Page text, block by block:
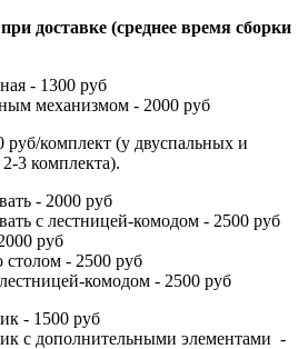
доставке (среднее время сборки
- 1300 руб
механизмом - 2000 руб
руб/комплект (у двуспальных и
3 комплекта).
- 2000 руб
с лестницей-комодом - 2500 руб
руб
столом - 2500 руб
комодом - 2500 руб
- 1500 руб
с дополнительными элементами -